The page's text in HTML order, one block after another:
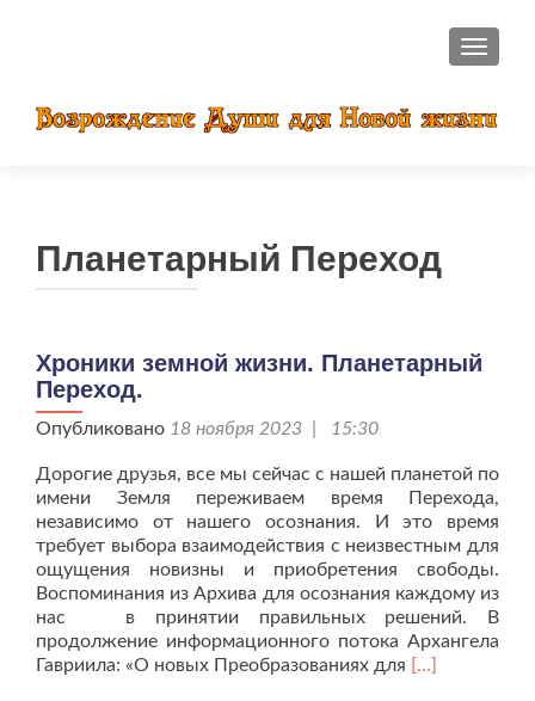
Планетарный Переход
Хроники земной жизни. Планетарный
Переход.
Опубликовано 18 ноября 2023 | 15:30
Дорогие друзья, все мы сейчас с нашей планетой по
имени Земля переживаем время Перехода,
независимо от нашего осознания. И это время
требует выбора взаимодействия с неизвестным для
ощущения новизны и приобретения свободы.
Воспоминания из Архива для осознания каждому из
нас в принятии правильных решений. В
продолжение информационного потока Архангела
Гавриила: «О новых Преобразованиях для Читать
[…]